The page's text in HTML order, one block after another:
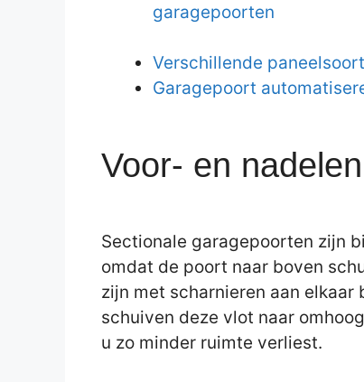
garagepoorten
Verschillende
Garagepoort
Voor- en
Sectionale garagepoorten zijn
omdat de poort naar boven
zijn met scharnieren aan elkaar
schuiven deze vlot naar
u zo minder ruimte verliest.